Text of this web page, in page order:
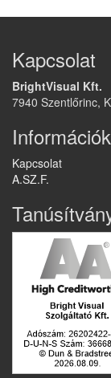
Kapcsolat
BrightVisual Kft.
7940 Szentlőrinc,
Információk
Kapcsolat
A.SZ.F.